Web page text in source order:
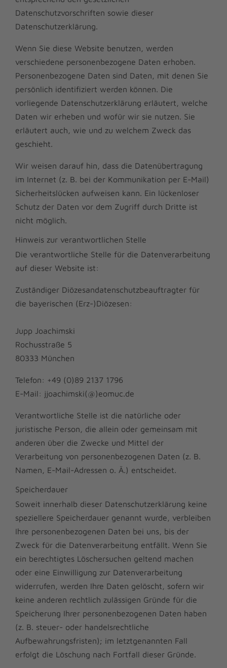
Datenschutzvorschriften sowie dieser
Datenschutzerklärung.
Wenn Sie diese Website benutzen, werden
verschiedene personenbezogene Daten erhoben.
Personenbezogene Daten sind Daten, mit denen Sie
persönlich identifiziert werden können. Die
vorliegende Datenschutzerklärung erläutert, welche
Daten wir erheben und wofür wir sie nutzen. Sie
erläutert auch, wie und zu welchem Zweck das
geschieht.
Wir weisen darauf hin, dass die Datenübertragung
im Internet (z. B. bei der Kommunikation per E-Mail)
Sicherheitslücken aufweisen kann. Ein lückenloser
Schutz der Daten vor dem Zugriff durch Dritte ist
nicht möglich.
Hinweis zur verantwortlichen Stelle
Die verantwortliche Stelle für die Datenverarbeitung
auf dieser Website ist:
Zuständiger Diözesandatenschutzbeauftragter für
die bayerischen (Erz-)Diözesen:
Jupp Joachimski
Rochusstraße 5
80333 München
Telefon: +49 (0)89 2137 1796
E-Mail: jjoachimski(@)eomuc.de
Verantwortliche Stelle ist die natürliche oder
juristische Person, die allein oder gemeinsam mit
anderen über die Zwecke und Mittel der
Verarbeitung von personenbezogenen Daten (z. B.
Namen, E-Mail-Adressen o. Ä.) entscheidet.
Speicherdauer
Soweit innerhalb dieser Datenschutzerklärung keine
speziellere Speicherdauer genannt wurde, verbleiben
Ihre personenbezogenen Daten bei uns, bis der
Zweck für die Datenverarbeitung entfällt. Wenn Sie
ein berechtigtes Löschersuchen geltend machen
oder eine Einwilligung zur Datenverarbeitung
widerrufen, werden Ihre Daten gelöscht, sofern wir
keine anderen rechtlich zulässigen Gründe für die
Speicherung Ihrer personenbezogenen Daten haben
(z. B. steuer- oder handelsrechtliche
Aufbewahrungsfristen); im letztgenannten Fall
erfolgt die Löschung nach Fortfall dieser Gründe.